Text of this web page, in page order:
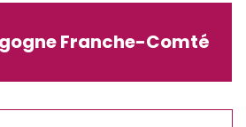
Franche-Comté